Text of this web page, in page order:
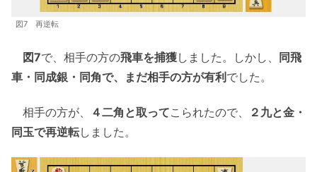
図7 再逆転
図7で、相手の方の飛車を捕獲しました。しかし、 同飛
車・同成銀・同角で、まだ相手の方が有利でした。
相手の方が、 ４二角と取ってこられたので、
２九と金・
同玉で再逆転しました。